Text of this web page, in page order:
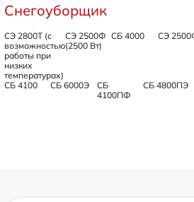
Снегоуборщик
СЭ 2800Т (с
возможностью
работы при
низких
температурах)
СЭ 2500Ф
(2500 Вт)
СБ 4000 СЭ
СБ 4100 СБ 6000Э
СБ
4100ПФ
СБ 4800ПЭ